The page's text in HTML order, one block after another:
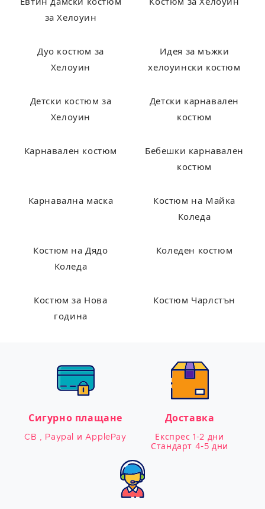
Евтин дамски костюм
за Хелоуин
Костюм за Хелоуин
Дуо костюм за
Хелоуин
Идея за мъжки
хелоуински костюм
Детски костюм за
Хелоуин
Детски карнавален
костюм
Карнавален костюм
Бебешки карнавален
костюм
Карнавална маска
Костюм на Майка
Коледа
Костюм на Дядо
Коледа
Коледен костюм
Костюм за Нова
година
Костюм Чарлстън
Сигурно плащане
CB , Paypal и ApplePay
Доставка
Експрес 1-2 дни
Стандарт 4-5 дни